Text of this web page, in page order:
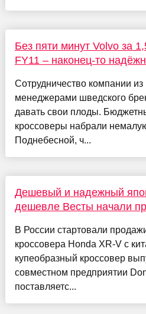
Без пяти минут Volvo за
FY11 – наконец-то
Сотрудничество компании
менеджерами шведского
давать свои плоды.
кроссоверы набрали
Поднебесной, ч...
Дешевый и надежный
дешевле Весты начали
В России стартовали
кроссовера Honda XR-V с
купеобразный кроссовер
совместном предприятии
поставляетс...